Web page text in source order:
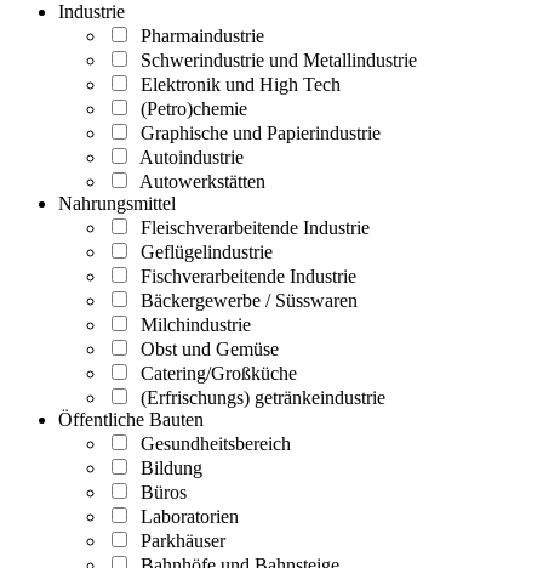
Industrie
Pharmaindustrie
Schwerindustrie und Metallindustrie
Elektronik und High Tech
(Petro)chemie
Graphische und Papierindustrie
Autoindustrie
Autowerkstätten
Nahrungsmittel
Fleischverarbeitende Industrie
Geflügelindustrie
Fischverarbeitende Industrie
Bäckergewerbe / Süsswaren
Milchindustrie
Obst und Gemüse
Catering/Großküche
(Erfrischungs) getränkeindustrie
Öffentliche Bauten
Gesundheitsbereich
Bildung
Büros
Laboratorien
Parkhäuser